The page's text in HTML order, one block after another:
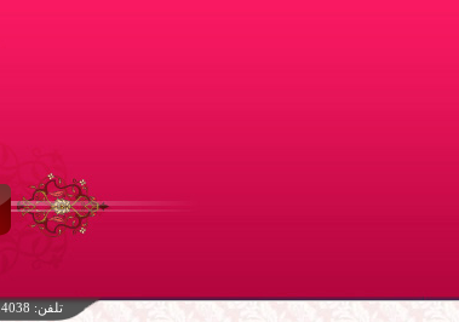
تلفن: 0939.811.4038